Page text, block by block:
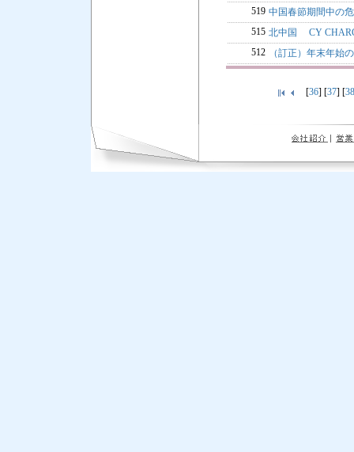
519 中国春節期間中の
515 北中国 CY
512
（訂正）年末年始
[36] [37] [38